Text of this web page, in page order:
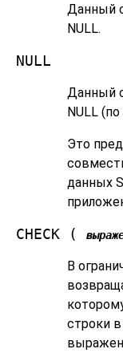
Данный
NULL.
NULL
Данный
NULL
Это
данных
CHECK (
В
строки